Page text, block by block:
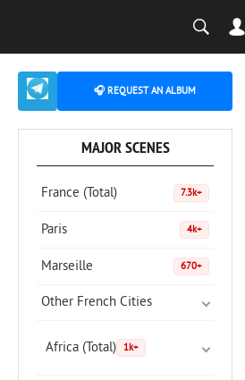
🎧 REQUEST AN ALBUM
MAJOR SCENES
France (Total) 7.3k+
Paris 4k+
Marseille 670+
Other French Cities
Africa (Total) 1k+